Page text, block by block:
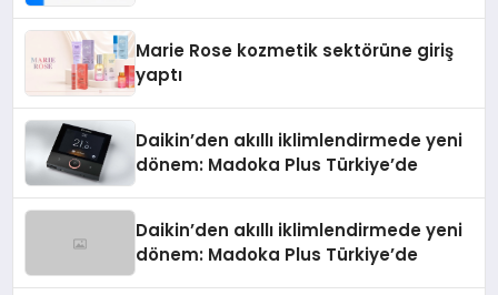
Marie Rose kozmetik sektörüne giriş
yaptı
Daikin’den akıllı iklimlendirmede yeni
dönem: Madoka Plus Türkiye’de
Daikin’den akıllı iklimlendirmede yeni
dönem: Madoka Plus Türkiye’de